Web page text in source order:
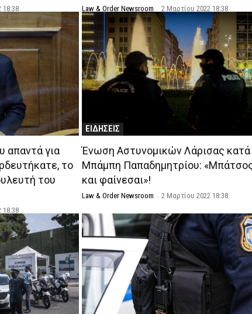
18:38 Law & Order Newsroom - 2 Μαρτίου 2022 18:38
απαντά για
το
του
18:38
ΕΙΔΗΣΕΙΣ
Ένωση Αστυνομικών Λάρισας κατά
Μπάμπη Παπαδημητρίου: «Μπάτσος
και φαίνεσαι»!
Law & Order Newsroom - 2 Μαρτίου 2022 18:38